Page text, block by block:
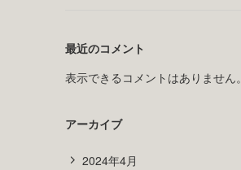
最近のコメント
表示できるコメントはありません。
アーカイブ
2024年4月